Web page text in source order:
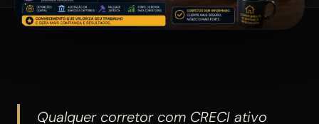
Qualquer corretor com CRECI ativo